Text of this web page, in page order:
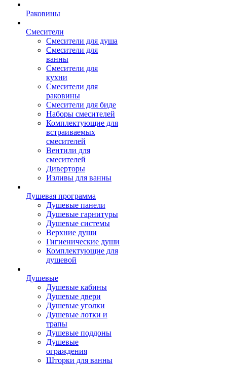
Раковины
Смесители
Смесители для душа
Смесители для
ванны
Смесители для
кухни
Смесители для
раковины
Смесители для биде
Наборы смесителей
Комплектующие для
встраиваемых
смесителей
Вентили для
смесителей
Диверторы
Изливы для ванны
Душевая программа
Душевые панели
Душевые гарнитуры
Душевые системы
Верхние души
Гигиенические души
Комплектующие для
душевой
Душевые
Душевые кабины
Душевые двери
Душевые уголки
Душевые лотки и
трапы
Душевые поддоны
Душевые
ограждения
Шторки для ванны